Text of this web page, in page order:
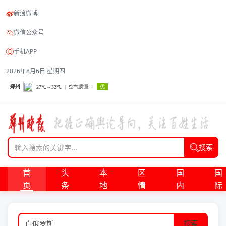
新浪微博
微信公众号
手机APP
2026年8月6日 星期四
搜索
首
页
头
条
本
地
区
情
国
内
国
际
搜索